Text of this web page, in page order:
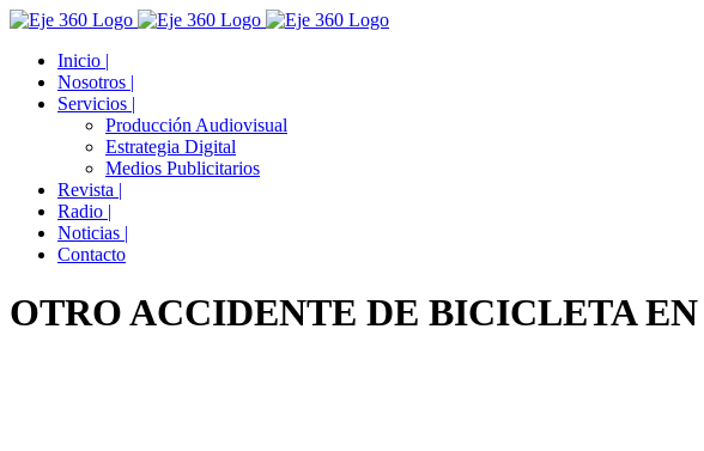
Skip
content
Facebook
Twitter
YouTube
Instagram
Inicio |
Nosotros |
Servicios |
Producción Audiovisual
Estrategia Digital
Medios Publicitarios
Revista |
Radio |
Noticias |
Contacto
OTRO ACCIDENTE DE BICICLETA